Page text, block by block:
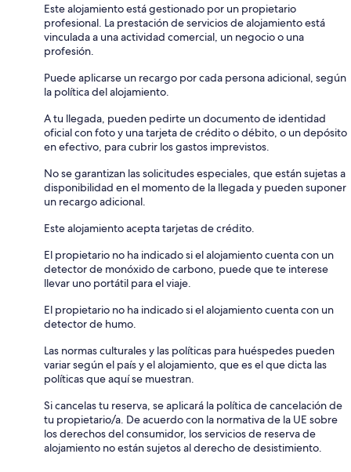
Este alojamiento está gestionado por un propietario
profesional. La prestación de servicios de alojamiento está
vinculada a una actividad comercial, un negocio o una
profesión.
Puede aplicarse un recargo por cada persona adicional, según
la política del alojamiento.
A tu llegada, pueden pedirte un documento de identidad
oficial con foto y una tarjeta de crédito o débito, o un depósito
en efectivo, para cubrir los gastos imprevistos.
No se garantizan las solicitudes especiales, que están sujetas a
disponibilidad en el momento de la llegada y pueden suponer
un recargo adicional.
Este alojamiento acepta tarjetas de crédito.
El propietario no ha indicado si el alojamiento cuenta con un
detector de monóxido de carbono, puede que te interese
llevar uno portátil para el viaje.
El propietario no ha indicado si el alojamiento cuenta con un
detector de humo.
Las normas culturales y las políticas para huéspedes pueden
variar según el país y el alojamiento, que es el que dicta las
políticas que aquí se muestran.
Si cancelas tu reserva, se aplicará la política de cancelación de
tu propietario/a. De acuerdo con la normativa de la UE sobre
los derechos del consumidor, los servicios de reserva de
alojamiento no están sujetos al derecho de desistimiento.